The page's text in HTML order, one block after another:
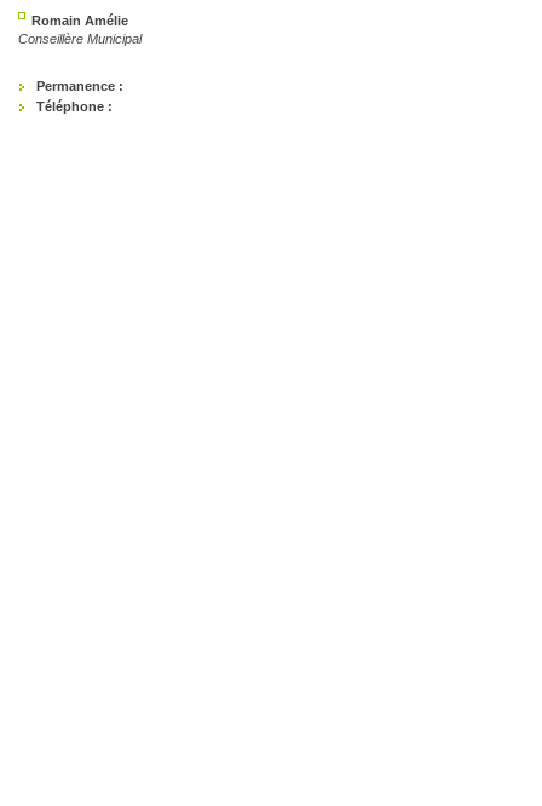
Romain Amélie
Conseillère Municipal
Permanence :
Téléphone :